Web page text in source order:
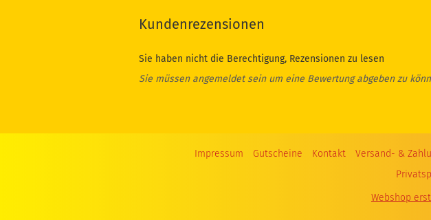
Kundenrezensionen
Sie haben nicht die Berechtigung, Rezensionen zu lesen
Sie müssen angemeldet sein um eine Bewertung abgeben zu
Impressum Gutscheine Kontakt Versand- &
Webshop